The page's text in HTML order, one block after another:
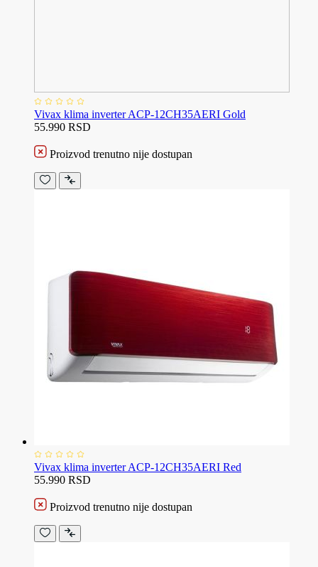
Vivax klima inverter ACP-12CH35AERI Gold
55.990 RSD
Proizvod trenutno nije dostupan
Vivax klima inverter ACP-12CH35AERI Red
55.990 RSD
Proizvod trenutno nije dostupan